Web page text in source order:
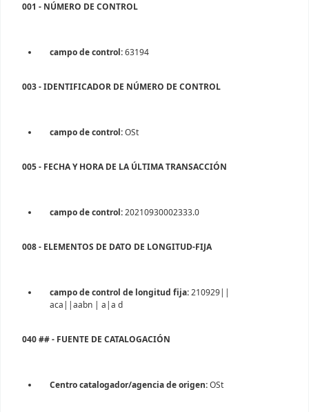
001 - NÚMERO DE CONTROL
campo de control:63194
003 - IDENTIFICADOR DE NÚMERO DE CONTROL
campo de control:OSt
005 - FECHA Y HORA DE LA ÚLTIMA TRANSACCIÓN
campo de control:20210930002333.0
008 - ELEMENTOS DE DATO DE LONGITUD-FIJA
campo de control de longitud fija:210929||
aca||aabn | a|a d
040 ## - FUENTE DE CATALOGACIÓN
Centro catalogador/agencia de origen:OSt